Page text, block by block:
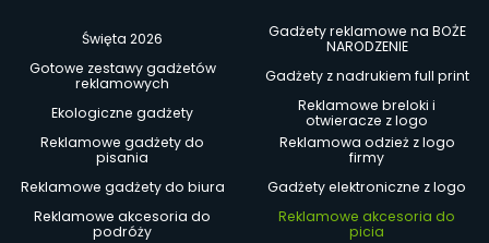
Święta 2026
Gadżety reklamowe na BOŻE
NARODZENIE
Gotowe zestawy gadżetów
reklamowych
Gadżety z nadrukiem full print
Ekologiczne gadżety
Reklamowe breloki i
otwieracze z logo
Reklamowe gadżety do
pisania
Reklamowa odzież z logo
firmy
Reklamowe gadżety do biura
Gadżety elektroniczne z logo
Reklamowe akcesoria do
podróży
Reklamowe akcesoria do
picia